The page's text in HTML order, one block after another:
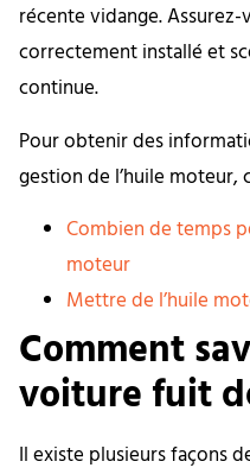
récente vidange.
correctement installé et
continue.
Pour obtenir des
gestion de l’huile moteur,
Combien de temps
moteur
Mettre de l’huile
Comment
voiture fuit
Il existe plusieurs façons